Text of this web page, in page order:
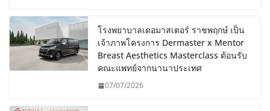
โรงพยาบาลเดอมาสเตอร์ ราชพฤกษ์ เป็น
เจ้าภาพโครงการ Dermaster x Mentor
Breast Aesthetics Masterclass ต้อนรับ
คณะแพทย์จากนานาประเทศ
07/07/2026